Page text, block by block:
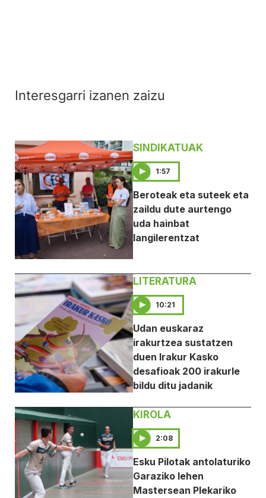
Interesgarri izanen zaizu
SINDIKATUAK
1:57
Beroteak eta suteek eta
zaildu dute aurtengo
uda hainbat
langilerentzat
LITERATURA
10:21
Udan euskaraz
irakurtzea sustatzen
duen Irakur Kasko
desafioak 200 irakurle
bildu ditu jadanik
KIROLA
2:08
Esku Pilotak antolaturiko
Garaziko lehen
Mastersean Plekariko